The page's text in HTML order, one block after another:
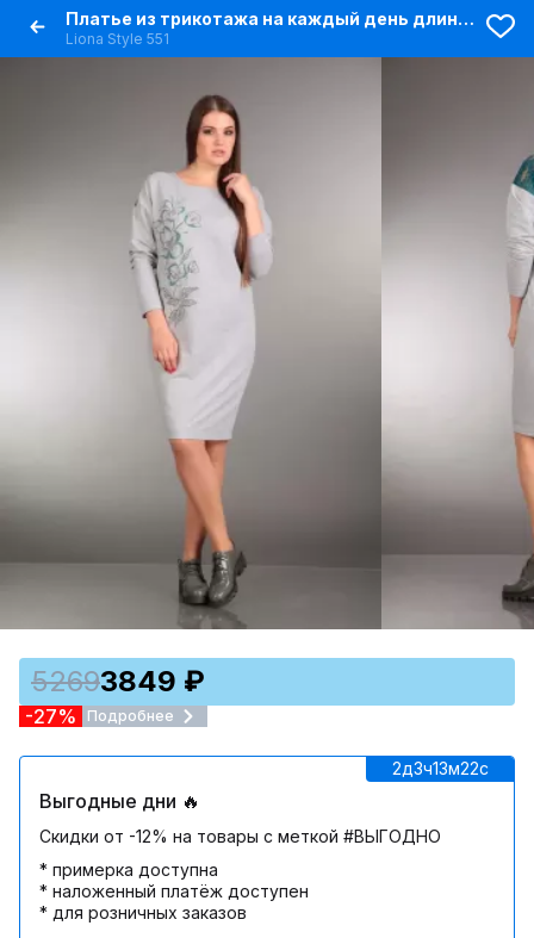
Платье из трикотажа на каждый день длиной 98 см
Liona Style 551
52693849 ₽
-27% Подробнее
2д3ч13м22c
Выгодные дни 🔥
Скидки от -12% на товары с меткой #ВЫГОДНО
* примерка доступна
* наложенный платёж доступен
* для розничных заказов